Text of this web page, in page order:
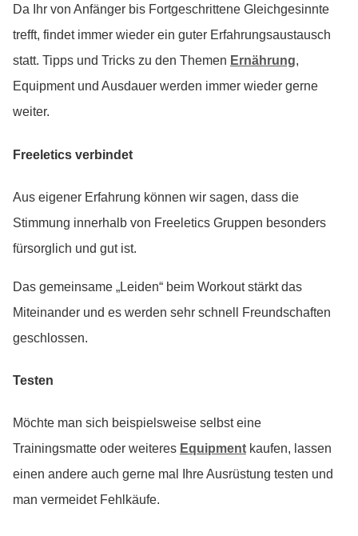
Da Ihr von Anfänger bis Fortgeschrittene Gleichgesinnte
trefft, findet immer wieder ein guter Erfahrungsaustausch
statt. Tipps und Tricks zu den Themen Ernährung,
Equipment und Ausdauer werden immer wieder gerne
weiter.
Freeletics verbindet
Aus eigener Erfahrung können wir sagen, dass die
Stimmung innerhalb von Freeletics Gruppen besonders
fürsorglich und gut ist.
Das gemeinsame „Leiden“ beim Workout stärkt das
Miteinander und es werden sehr schnell Freundschaften
geschlossen.
Testen
Möchte man sich beispielsweise selbst eine
Trainingsmatte oder weiteres Equipment kaufen, lassen
einen andere auch gerne mal Ihre Ausrüstung testen und
man vermeidet Fehlkäufe.